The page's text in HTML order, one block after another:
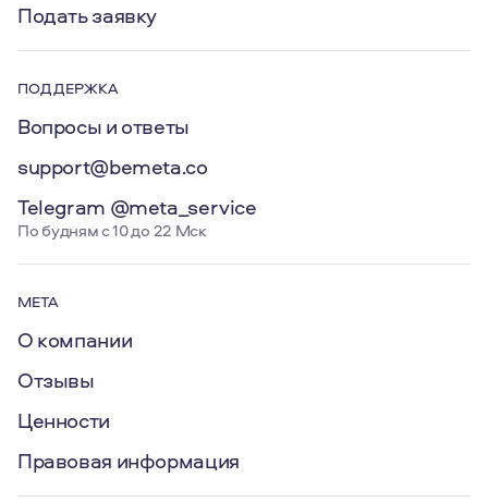
Подать заявку
ПОДДЕРЖКА
Вопросы и ответы
support@bemeta.co
Telegram @meta_service
По будням с 10 до 22 Мск
МЕТА
О компании
Отзывы
Ценности
Правовая информация